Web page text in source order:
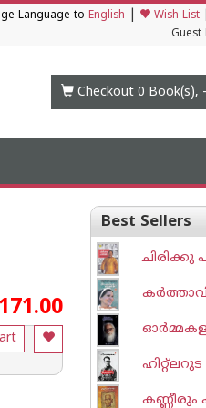
Language to English Wish List
Guest
Checkout 0 Book(s), -
Best Sellers
ചിരിക്കു
ഓര്‍മ്മകളു
ഹിറ്റ്ലറുട
കണ്ണീരും